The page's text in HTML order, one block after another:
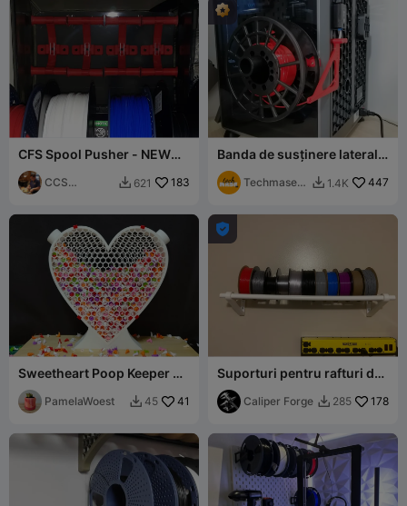
CFS Spool Pusher - NEW
ARMS
CCS
s
 621 183
Banda de susținere laterală
a bobinei de filament
Creality K1C
Techmase_3  1.4K 447
Sweetheart Poop Keeper 💖
✨
PamelaWoest  45 41

Suporturi pentru rafturi de
depozitare Filament
Caliper Forge  285 178